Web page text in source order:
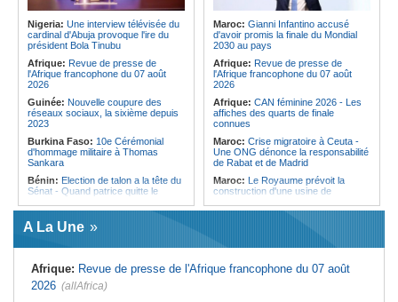
Afrique Centrale:L'explosion de la
demande de viande de brousse
extermine la faune sauvage
Sud-Soudan:Le pays à la croisée
des chemins, alerte l'ONU
Rwanda:Rome et Kigali discutent
d'une possible externalisation au
pays des procédures d'asile à
destination de l'Italie
Nigeria: Une interview télévisée du
cardinal d'Abuja provoque l'ire du
président Bola Tinubu
Afrique: Revue de presse de
l'Afrique francophone du 07 août
2026
Guinée: Nouvelle coupure des
réseaux sociaux, la sixième depuis
2023
Burkina Faso: 10e Cérémonial
d'hommage militaire à Thomas
Sankara
Bénin: Election de talon a la tête du
Sénat - Quand patrice quitte le
Cameroun:
Biya - Le fantôme d'Etoudi de
cardinal d'Abuja provoque l'ire du
président Bola Tinubu
Maroc: Gianni Infantino accusé
d'avoir promis la finale du Mondial
2030 au pays
Afrique: Revue de presse de
l'Afrique francophone du 07 août
2026
Afrique: CAN féminine 2026 - Les
affiches des quarts de finale
connues
Maroc: Crise migratoire à Ceuta -
Une ONG dénonce la responsabilité
de Rabat et de Madrid
Maroc: Le Royaume prévoit la
construction d'une usine de
déchets à Casablanca
agents de sécurité, selon des
associations
A La Une
Afrique: Revue de presse de l'Afrique francophone du 07 août
2026 (allAfrica)